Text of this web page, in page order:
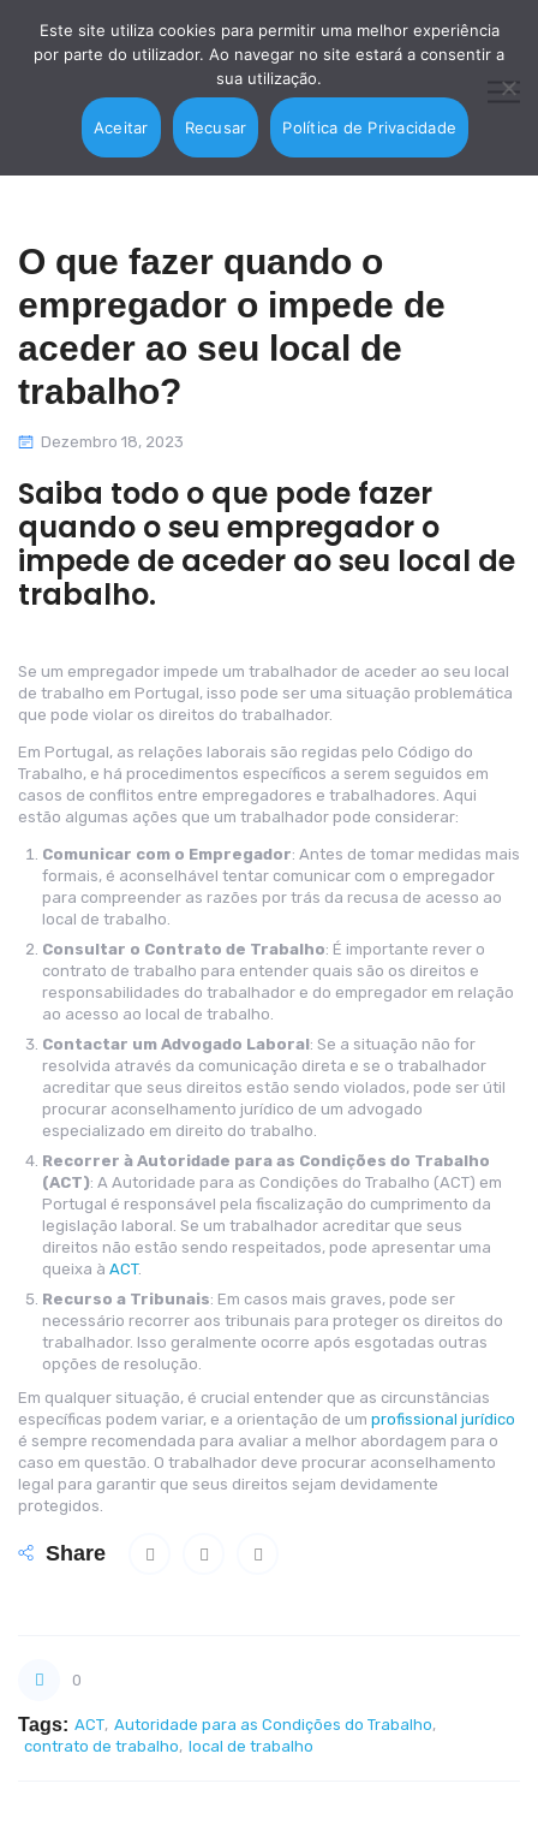
O que fazer quando o
empregador o impede de
aceder ao seu local de
trabalho?
Dezembro 18, 2023
Saiba todo o que pode fazer
quando o seu empregador o
impede de aceder ao seu local de
trabalho.
Se um empregador impede um trabalhador de aceder ao seu local
de trabalho em Portugal, isso pode ser uma situação problemática
que pode violar os direitos do trabalhador.
Em Portugal, as relações laborais são regidas pelo Código do
Trabalho, e há procedimentos específicos a serem seguidos em
casos de conflitos entre empregadores e trabalhadores. Aqui
estão algumas ações que um trabalhador pode considerar:
Comunicar com o Empregador: Antes de tomar medidas mais
formais, é aconselhável tentar comunicar com o empregador
para compreender as razões por trás da recusa de acesso ao
local de trabalho.
Consultar o Contrato de Trabalho: É importante rever o
contrato de trabalho para entender quais são os direitos e
responsabilidades do trabalhador e do empregador em relação
ao acesso ao local de trabalho.
Contactar um Advogado Laboral: Se a situação não for
resolvida através da comunicação direta e se o trabalhador
acreditar que seus direitos estão sendo violados, pode ser útil
procurar aconselhamento jurídico de um advogado
especializado em direito do trabalho.
Recorrer à Autoridade para as Condições do Trabalho
(ACT): A Autoridade para as Condições do Trabalho (ACT) em
Portugal é responsável pela fiscalização do cumprimento da
legislação laboral. Se um trabalhador acreditar que seus
direitos não estão sendo respeitados, pode apresentar uma
queixa à ACT.
Recurso a Tribunais: Em casos mais graves, pode ser
necessário recorrer aos tribunais para proteger os direitos do
trabalhador. Isso geralmente ocorre após esgotadas outras
opções de resolução.
Em qualquer situação, é crucial entender que as circunstâncias
específicas podem variar, e a orientação de um profissional jurídico
é sempre recomendada para avaliar a melhor abordagem para o
caso em questão. O trabalhador deve procurar aconselhamento
legal para garantir que seus direitos sejam devidamente
protegidos.
Share
0
Tags: ACT, Autoridade para as Condições do Trabalho,
contrato de trabalho, local de trabalho
Este site utiliza cookies para permitir uma melhor experiência
por parte do utilizador. Ao navegar no site estará a consentir a
sua utilização.
Aceitar Recusar Política de Privacidade